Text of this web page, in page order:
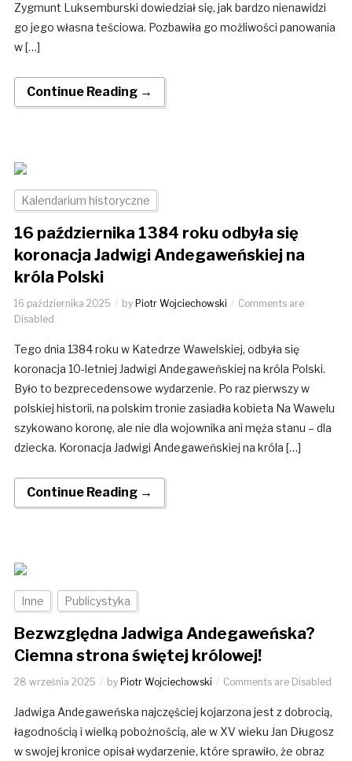
Zygmunt Luksemburski dowiedział się, jak bardzo nienawidzi
go jego własna teściowa. Pozbawiła go możliwości panowania
w […]
Continue Reading →
Kalendarium historyczne
16 października 1384 roku odbyła się
koronacja Jadwigi Andegaweńskiej na
króla Polski
16 października 2025 by Piotr Wojciechowski
Comments are
Disabled
Tego dnia 1384 roku w Katedrze Wawelskiej, odbyła się
koronacja 10-letniej Jadwigi Andegaweńskiej na króla Polski.
Było to bezprecedensowe wydarzenie. Po raz pierwszy w
polskiej historii, na polskim tronie zasiadła kobieta Na Wawelu
szykowano koronę, ale nie dla wojownika ani męża stanu – dla
dziecka. Koronacja Jadwigi Andegaweńskiej na króla […]
Continue Reading →
Inne Publicystyka
Bezwzględna Jadwiga Andegaweńska?
Ciemna strona świętej królowej!
28 września 2025 by Piotr Wojciechowski Comments are Disabled
Jadwiga Andegaweńska najczęściej kojarzona jest z dobrocią,
łagodnością i wielką pobożnością, ale w XV wieku Jan Długosz
w swojej kronice opisał wydarzenie, które sprawiło, że obraz